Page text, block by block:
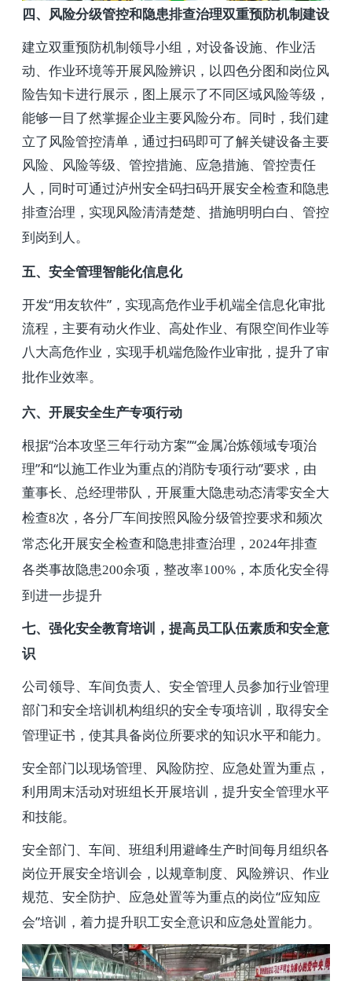
四、风险分级管控和隐患排查治理双重预防机制建设
建立双重预防机制领导小组，对设备设施、作业活
动、作业环境等开展风险辨识，以四色分图和岗位风
险告知卡进行展示，图上展示了不同区域风险等级，
能够一目了然掌握企业主要风险分布。同时，我们建
立了风险管控清单，通过扫码即可了解关键设备主要
风险、风险等级、管控措施、应急措施、管控责任
人，同时可通过泸州安全码扫码开展安全检查和隐患
排查治理，实现风险清清楚楚、措施明明白白、管控
到岗到人。
五、安全管理智能化信息化
开发“用友软件”，实现高危作业手机端全信息化审批
流程，主要有动火作业、高处作业、有限空间作业等
八大高危作业，实现手机端危险作业审批，提升了审
批作业效率。
六、开展安全生产专项行动
根据“治本攻坚三年行动方案”“金属冶炼领域专项治
理”和“以施工作业为重点的消防专项行动”要求，由
董事长、总经理带队，开展重大隐患动态清零安全大
检查8次，各分厂车间按照风险分级管控要求和频次
常态化开展安全检查和隐患排查治理， 2024年排查
各类事故隐患200余项，整改率100% ，本质化安全得
到进一步提升
七、强化安全教育培训，提高员工队伍素质和安全意
识
公司领导、车间负责人、安全管理人员参加行业管理
部门和安全培训机构组织的安全专项培训，取得安全
管理证书，使其具备岗位所要求的知识水平和能力。
安全部门以现场管理、风险防控、应急处置为重点，
利用周末活动对班组长开展培训，提升安全管理水平
和技能。
安全部门、车间、班组利用避峰生产时间每月组织各
岗位开展安全培训会，以规章制度、风险辨识、作业
规范、安全防护、应急处置等为重点的岗位“应知应
会”培训，着力提升职工安全意识和应急处置能力。